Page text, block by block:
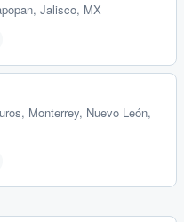
Jalisco, MX
, Monterrey, Nuevo León,